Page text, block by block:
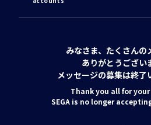
みなさま、たくさんの
ありがとうござい
メッセージの募集は終了
Thank you all for
SEGA is no longer